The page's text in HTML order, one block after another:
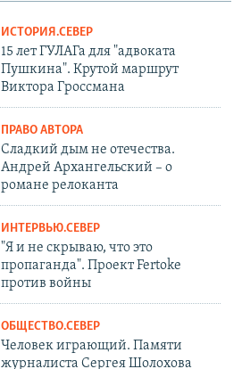
ИСТОРИЯ.СЕВЕР
15 лет ГУЛАГа для "адвоката
Пушкина". Крутой маршрут
Виктора Гроссмана
ПРАВО АВТОРА
Сладкий дым не отечества.
Андрей Архангельский – о
романе релоканта
ИНТЕРВЬЮ.СЕВЕР
"Я и не скрываю, что это
пропаганда". Проект Fertoke
против войны
ОБЩЕСТВО.СЕВЕР
Человек играющий. Памяти
журналиста Сергея Шолохова